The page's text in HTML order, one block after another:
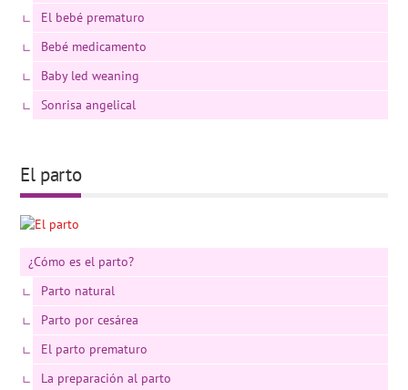
El bebé prematuro
Bebé medicamento
Baby led weaning
Sonrisa angelical
El parto
¿Cómo es el parto?
Parto natural
Parto por cesárea
El parto prematuro
La preparación al parto